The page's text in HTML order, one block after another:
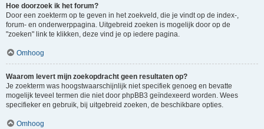
Hoe doorzoek ik het forum?
Door een zoekterm op te geven in het zoekveld, die je vindt op de index-,
forum- en onderwerppagina. Uitgebreid zoeken is mogelijk door op de
"zoeken" link te klikken, deze vind je op iedere pagina.
Omhoog
Waarom levert mijn zoekopdracht geen resultaten op?
Je zoekterm was hoogstwaarschijnlijk niet specifiek genoeg en bevatte
mogelijk teveel termen die niet door phpBB3 geïndexeerd worden. Wees
specifieker en gebruik, bij uitgebreid zoeken, de beschikbare opties.
Omhoog